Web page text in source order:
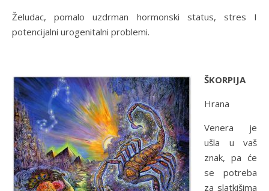
Želudac, pomalo uzdrman hormonski status, stres I
potencijalni urogenitalni problemi.
ŠKORPIJA
Hrana
Venera je
ušla u vaš
znak, pa će
se potreba
za slatkišima